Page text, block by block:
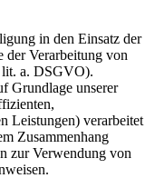
in den Einsatz der
der Verarbeitung von
a. DSGVO).
Grundlage unserer
Leistungen) verarbeitet
Zusammenhang
zur Verwendung von